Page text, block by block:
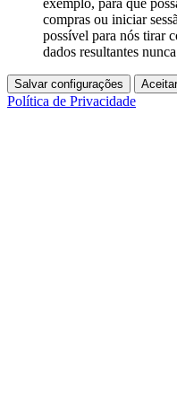
exemplo, para que
compras ou iniciar
possível para nós tirar
dados resultantes
Salvar configurações Aceitar
Política de Privacidade